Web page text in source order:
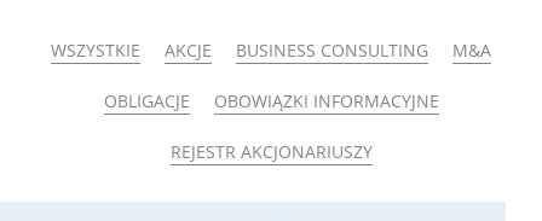
WSZYSTKIE AKCJE BUSINESS CONSULTING M&A
OBLIGACJE OBOWIĄZKI INFORMACYJNE
REJESTR AKCJONARIUSZY